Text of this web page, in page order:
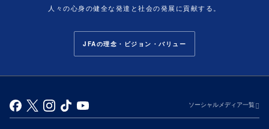
人々の心身の健全な発達と社会の発展に貢献する。
JFAの理念・ビジョン・バリュー
ソーシャルメディア一覧